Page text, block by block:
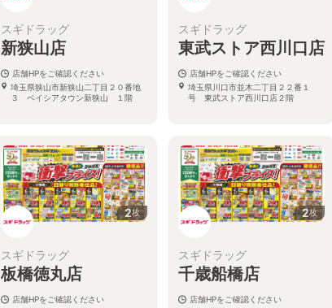
スギドラッグ
新狭山店
店舗HPをご確認ください
埼玉県狭山市新狭山二丁目２０番地
３ ベイシアタウン新狭山 １階
スギドラッグ
東武ストア西川口店
店舗HPをご確認ください
埼玉県川口市並木二丁目２２番１
号 東武ストア西川口店２階
2枚
スギドラッグ
板橋徳丸店
店舗HPをご確認ください
2枚
スギドラッグ
千歳船橋店
店舗HPをご確認ください